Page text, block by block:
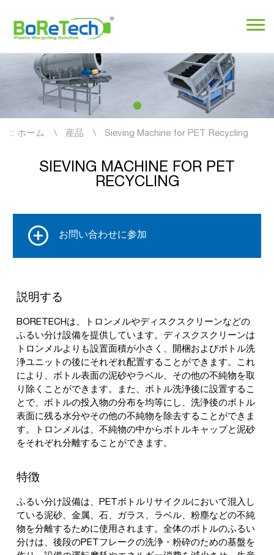
:: ホーム 産品 Sieving Machine for PET Recycling
SIEVING MACHINE FOR PET
RECYCLING
お問い合わせに参加
説明する
BORETECHは、トロンメルやディスクスクリーンなどの
ふるい分け設備を提供しています。ディスクスクリーンは
トロンメルよりも設置面積が小さく、開梱およびボトル洗
浄ユニットの後にそれぞれ配置することができます。これ
により、ボトル表面の泥砂やラベル、その他の不純物を取
り除くことができます。また、ボトル洗浄後に設置するこ
とで、ボトルの投入物の分布を均等にし、洗浄後のボトル
表面に残る水分やその他の不純物を除去することができま
す。トロンメルは、不純物の中からボトルキャップと泥砂
をそれぞれ分離することができます。
特徴
ふるい分け設備は、PETボトルリサイクルにおいて混入し
ている泥砂、金属、石、ガラス、ラベル、粉塵などの不純
物を分離するために使用されます。全体のボトルのふるい
分けは、後段のPETフレークの洗浄・粉砕のための基盤を